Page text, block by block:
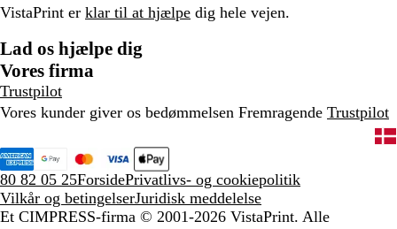
VistaPrint er klar til at hjælpe dig hele vejen.
Lad os hjælpe dig
Vores firma
Trustpilot
Vores kunder giver os bedømmelsen Fremragende Trustpilot
80 82 05 25ForsidePrivatlivs- og cookiepolitik
Vilkår og betingelserJuridisk meddelelse
Et CIMPRESS-firma © 2001-2026 VistaPrint. Alle